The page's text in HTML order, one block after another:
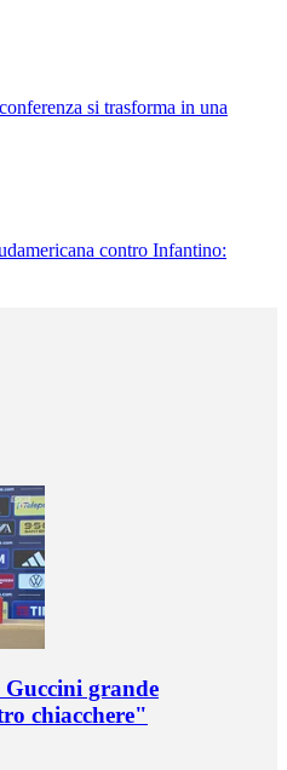
si trasforma in una
contro Infantino:
grande
chiacchere"